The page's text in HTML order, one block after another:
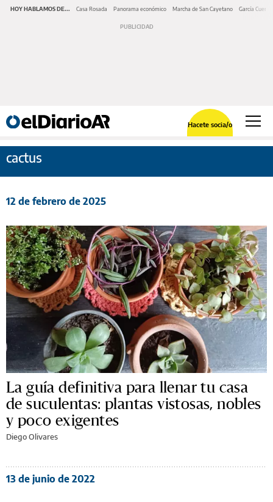
HOY HABLAMOS DE... Casa Rosada Panorama económico Marcha de San Cayetano García Cuerva
Hacete socia/o
cactus
12 de febrero de 2025
La guía definitiva para llenar tu casa
de suculentas: plantas vistosas, nobles
y poco exigentes
Diego Olivares
13 de junio de 2022